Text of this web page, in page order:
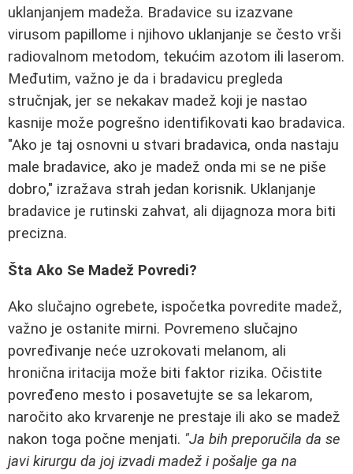
uklanjanjem madeža. Bradavice su izazvane
virusom papillome i njihovo uklanjanje se često vrši
radiovalnom metodom, tekućim azotom ili laserom.
Međutim, važno je da i bradavicu pregleda
stručnjak, jer se nekakav madež koji je nastao
kasnije može pogrešno identifikovati kao bradavica.
"Ako je taj osnovni u stvari bradavica, onda nastaju
male bradavice, ako je madež onda mi se ne piše
dobro," izražava strah jedan korisnik. Uklanjanje
bradavice je rutinski zahvat, ali dijagnoza mora biti
precizna.
Šta Ako Se Madež Povredi?
Ako slučajno ogrebete, ispočetka povredite madež,
važno je ostanite mirni. Povremeno slučajno
povređivanje neće uzrokovati melanom, ali
hronična iritacija može biti faktor rizika. Očistite
povređeno mesto i posavetujte se sa lekarom,
naročito ako krvarenje ne prestaje ili ako se madež
nakon toga počne menjati. "Ja bih preporučila da se
javi kirurgu da joj izvadi madež i pošalje ga na